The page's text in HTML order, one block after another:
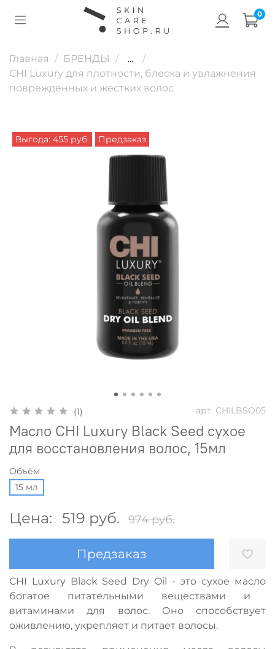
0
Главная БРЕНДЫ
...
CHI Luxury для плотности, блеска и увлажнения
поврежденных и жестких волос
Выгода: 455 руб. Предзаказ
(1) арт. CHILBSO05
Масло CHI Luxury Black Seed сухое
для восстановления волос, 15мл
Объём
15 мл
Цена: 519 руб. 974 руб.
Предзаказ
CHI Luxury Black Seed Dry Oil - это сухое масло
богатое питательными веществами и
витаминами для волос. Оно способствует
оживлению, укрепляет и питает волосы.